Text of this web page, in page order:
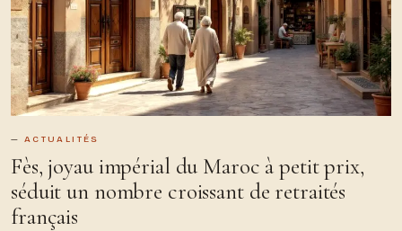
ACTUALITÉS
Fès, joyau impérial du Maroc à petit prix,
séduit un nombre croissant de retraités
français